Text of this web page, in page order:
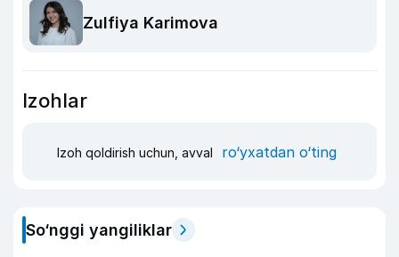
Zulfiya Karimova
Izohlar
Izoh qoldirish uchun, avval ro‘yxatdan o‘ting
So‘nggi yangiliklar